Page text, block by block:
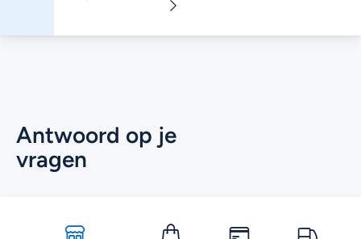
Antwoord op je
vragen